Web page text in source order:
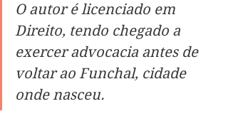
O autor é licenciado em
Direito, tendo chegado a
exercer advocacia antes de
voltar ao Funchal, cidade
onde nasceu.